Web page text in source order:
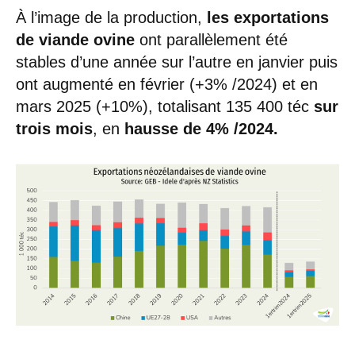
À l’image de la production,
les exportations
de viande ovine ont parallèlement été
stables d’une année sur l’autre en janvier puis
ont augmenté en février (+3% /2024) et en
mars 2025 (+10%), totalisant 135 400 téc sur
trois mois, en hausse de 4% /2024.